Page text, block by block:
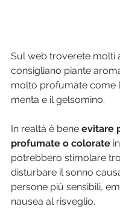
Sul web troverete molti
consigliano piante
molto profumate come
menta e il gelsomino.
In realtà è bene evitare
profumate o colorate
potrebbero stimolare
disturbare il sonno
persone più sensibili,
nausea al risveglio.